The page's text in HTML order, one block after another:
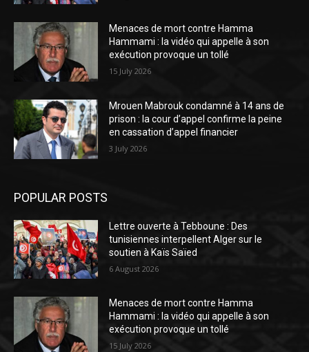
Menaces de mort contre Hamma
Hammami : la vidéo qui appelle à son
exécution provoque un tollé
15 July 2026
Mrouen Mabrouk condamné à 14 ans de
prison : la cour d’appel confirme la peine
en cassation d’appel financier
3 July 2026
POPULAR POSTS
Lettre ouverte à Tebboune : Des
tunisiennes interpellent Alger sur le
soutien à Kaïs Saïed
6 August 2026
Menaces de mort contre Hamma
Hammami : la vidéo qui appelle à son
exécution provoque un tollé
15 July 2026